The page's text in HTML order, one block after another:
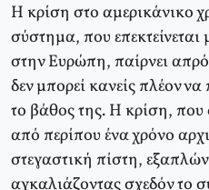
Η κρίση στο αμερικάνικο
σύστημα, που
στην Ευρώπη, παίρνει
δεν μπορεί κανείς πλέον
το βάθος της. Η κρίση, που
από περίπου ένα χρόνο
στεγαστική πίστη,
αγκαλιάζοντας σχεδόν το